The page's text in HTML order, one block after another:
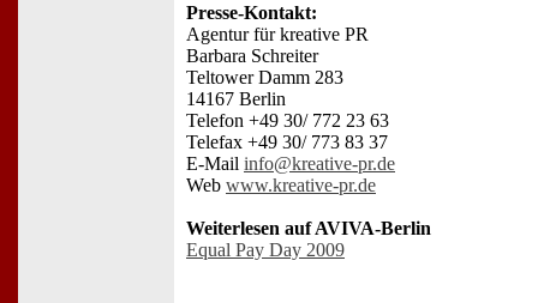
Presse-Kontakt:
Agentur für kreative PR
Barbara Schreiter
Teltower Damm 283
14167 Berlin
Telefon +49 30/ 772 23 63
Telefax +49 30/ 773 83 37
E-Mail info@kreative-pr.de
Web www.kreative-pr.de
Weiterlesen auf AVIVA-Berlin
Equal Pay Day 2009